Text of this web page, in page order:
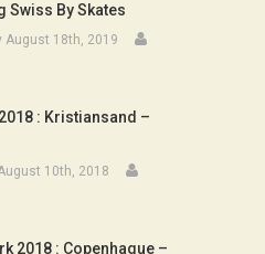
Swiss By Skates
August 18th, 2019
: Kristiansand –
10th, 2018
2018 : Copenhague –